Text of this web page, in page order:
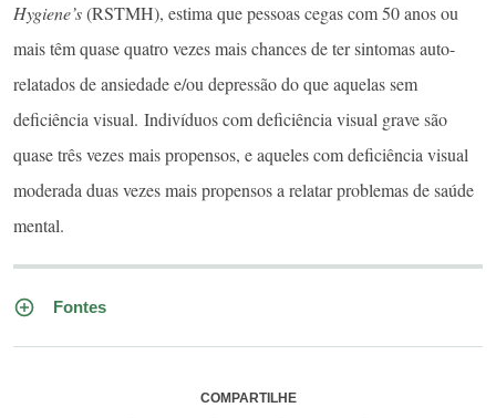
Hygiene’s(RSTMH), estima que pessoas cegas com 50 anos ou
mais têm quase quatro vezes mais chances de ter sintomas auto-
relatados de ansiedade e/ou depressão do que aquelas sem
deficiência visual. Indivíduos com deficiência visual grave são
quase três vezes mais propensos, e aqueles com deficiência visual
moderada duas vezes mais propensos a relatar problemas de saúde
mental.
Fontes
COMPARTILHE